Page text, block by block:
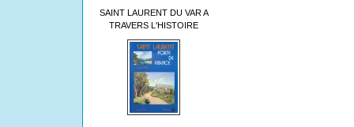
SAINT LAURENT DU VAR A
TRAVERS L'HISTOIRE